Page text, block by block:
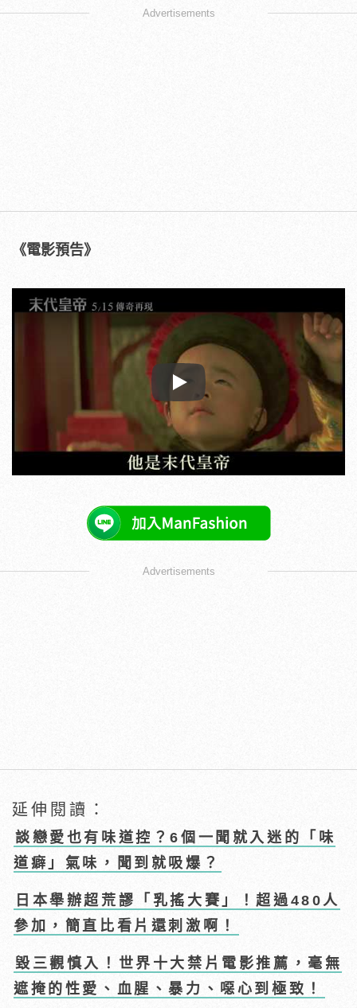
Advertisements
《電影預告》
Play
Advertisements
延伸閱讀：
談戀愛也有味道控？6個一聞就入迷的「味
道癖」氣味，聞到就吸爆？
日本舉辦超荒謬「乳搖大賽」！超過480人
參加，簡直比看片還刺激啊！
毀三觀慎入！世界十大禁片電影推薦，毫無
遮掩的性愛、血腥、暴力、噁心到極致！